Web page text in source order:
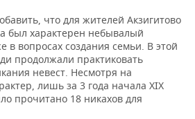
что для жителей Акзигитово
был характерен небывалый
в вопросах создания семьи. В этой
продолжали практиковать
невест. Несмотря на
лишь за 3 года начала XIX
прочитано 18 никахов для